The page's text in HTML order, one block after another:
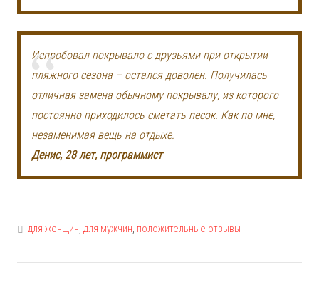
Испробовал покрывало с друзьями при открытии
пляжного сезона – остался доволен. Получилась
отличная замена обычному покрывалу, из которого
постоянно приходилось сметать песок. Как по мне,
незаменимая вещь на отдыхе.
Денис, 28 лет, программист
для женщин,для мужчин, положительные отзывы